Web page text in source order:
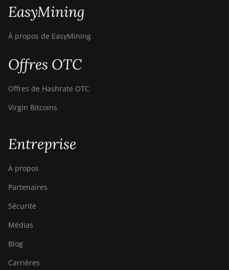
EasyMining
À propos de EasyMining
Offres OTC
Offres de Hashrate OTC
Virgin Bitcoins
Entreprise
À propos
Partenaires
Sécurité
Médias
Blog
Carrières